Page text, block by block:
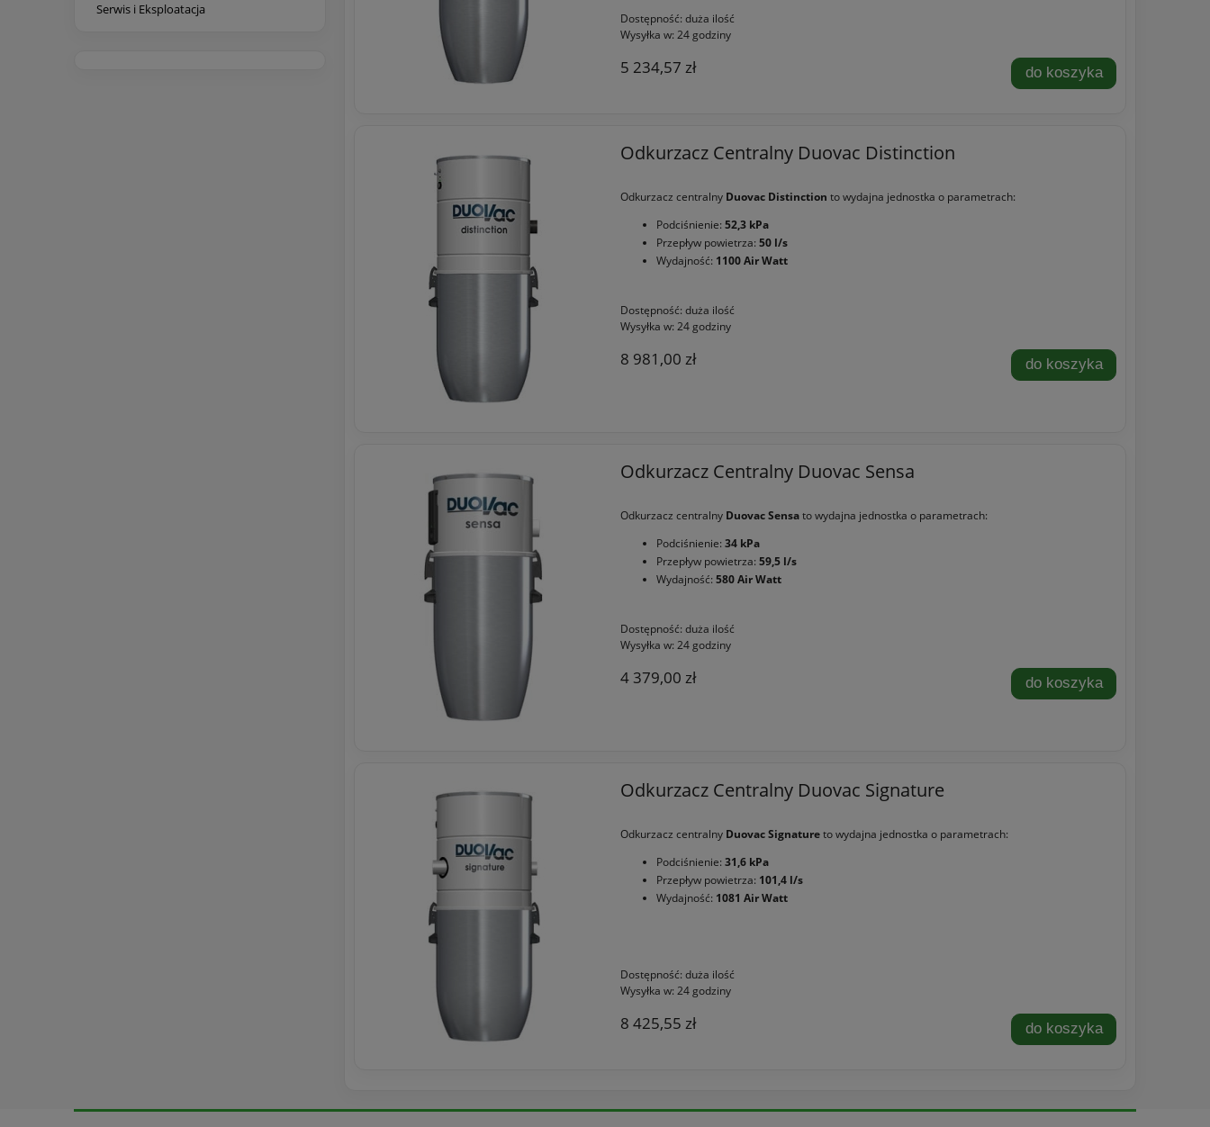
Serwis i Eksploatacja
Dostępność: duża ilość
Wysyłka w: 24 godziny
5 234,57 zł do koszyka
Odkurzacz Centralny Duovac Distinction
Odkurzacz centralny Duovac Distinction to wydajna jednostka o parametrach:
Podciśnienie: 52,3 kPa
Przepływ powietrza: 50 l/s
Wydajność: 1100 Air Watt
Dostępność: duża ilość
Wysyłka w: 24 godziny
8 981,00 zł do koszyka
Odkurzacz Centralny Duovac Sensa
Odkurzacz centralny Duovac Sensato wydajna jednostka o parametrach:
Podciśnienie: 34 kPa
Przepływ powietrza: 59,5 l/s
Wydajność: 580 Air Watt
Dostępność: duża ilość
Wysyłka w: 24 godziny
4 379,00 zł do koszyka
Odkurzacz Centralny Duovac Signature
Odkurzacz centralny Duovac Signatureto wydajna jednostka o parametrach:
Podciśnienie: 31,6 kPa
Przepływ powietrza: 101,4 l/s
Wydajność: 1081 Air Watt
Dostępność: duża ilość
Wysyłka w: 24 godziny
8 425,55 zł do koszyka